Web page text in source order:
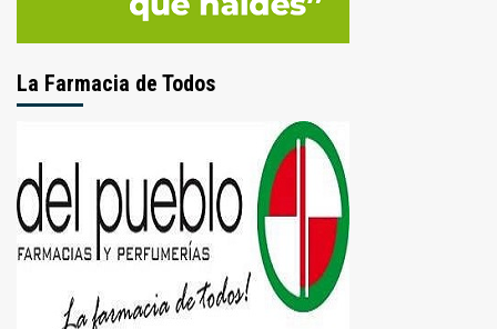
La Farmacia de Todos